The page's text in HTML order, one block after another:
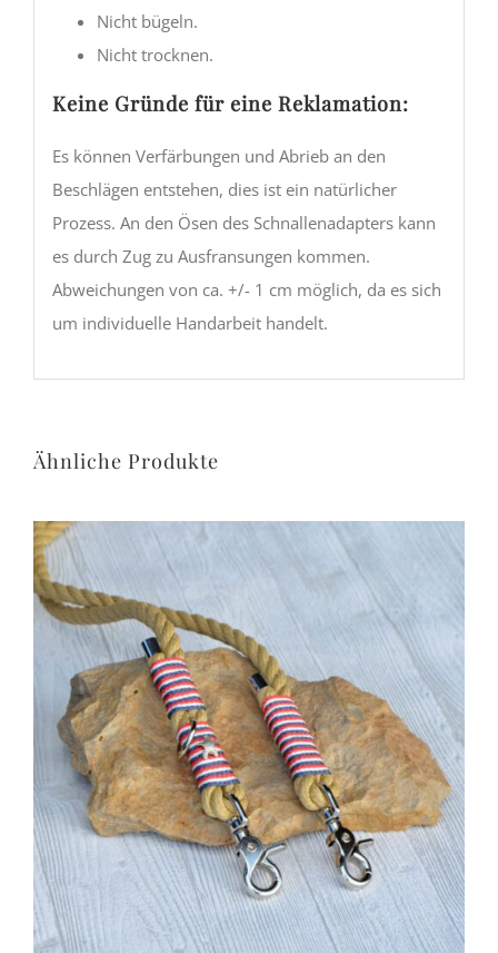
Nicht bügeln.
Nicht trocknen.
Keine Gründe für eine Reklamation:
Es können Verfärbungen und Abrieb an den
Beschlägen entstehen, dies ist ein natürlicher
Prozess. An den Ösen des Schnallenadapters kann
es durch Zug zu Ausfransungen kommen.
Abweichungen von ca. +/- 1 cm möglich, da es sich
um individuelle Handarbeit handelt.
Ähnliche Produkte